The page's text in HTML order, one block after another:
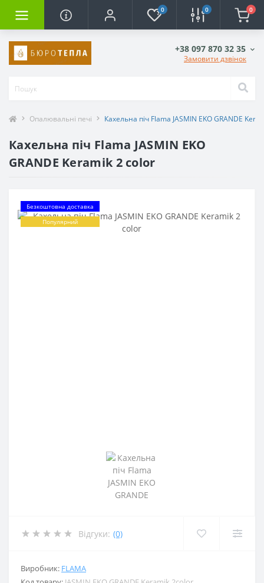
0 0 0
+38 097 870 32 35
Замовити дзвінок
Опалювальні печі Кахельна піч Flama JASMIN EKO GRANDE
Кахельна піч Flama JASMIN EKO
GRANDE Keramik 2 color
Безкоштовна доставка
Популярний
Відгуки: (0)
Виробник: FLAMA